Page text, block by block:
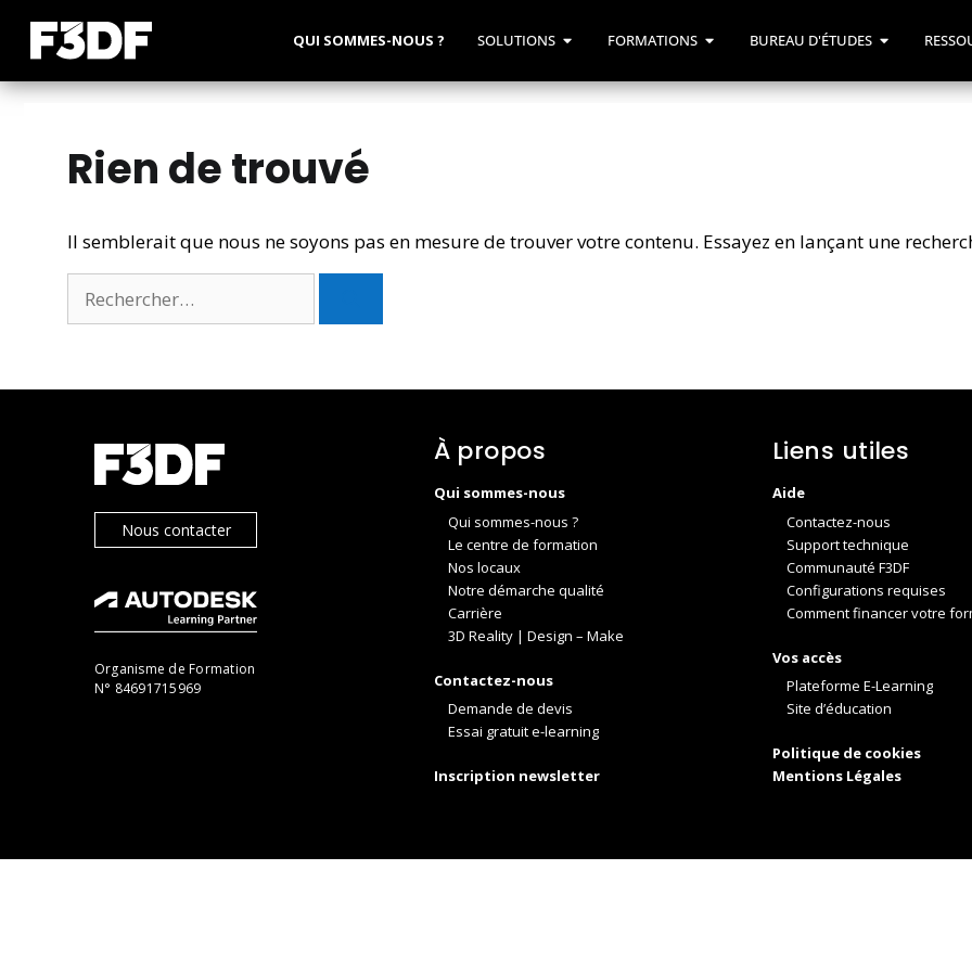
QUI SOMMES-NOUS ? SOLUTIONS FORMATIONS BUREAU D'ÉTUDES
Rien de trouvé
Il semblerait que nous ne soyons pas en mesure de trouver votre contenu. Essayez en lançant une
Nous contacter
Organisme de Formation
N° 84691715969
À propos
Qui sommes-nous
Qui sommes-nous ?
Le centre de formation
Nos locaux
Notre démarche qualité
Carrière
3D Reality | Design – Make
Contactez-nous
Demande de devis
Essai gratuit e-learning
Inscription newsletter
Liens utiles
Aide
Contactez-nous
Support technique
Communauté F3DF
Configurations requises
Comment financer votre
Vos accès
Plateforme E-Learning
Site d’éducation
Politique de cookies
Mentions Légales